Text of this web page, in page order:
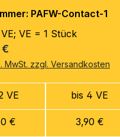
PAFW-Contact-1
VE = 1 Stück
MwSt. zzgl. Versandkosten
VE
€
bis 4 VE
3,90 €